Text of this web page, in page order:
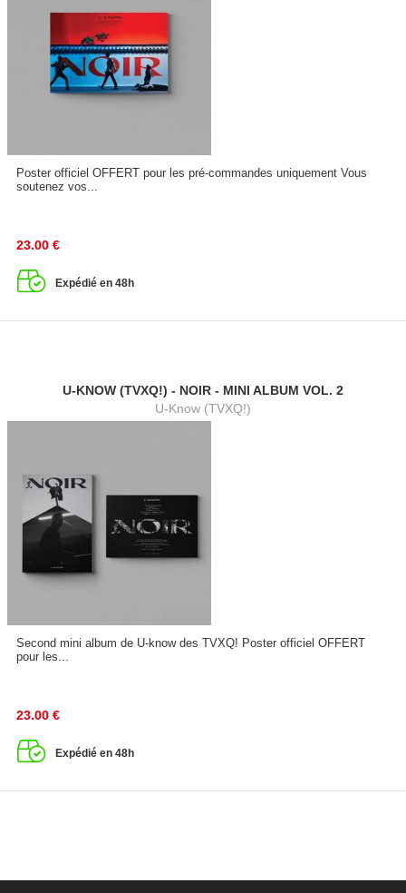
Poster officiel OFFERT pour les pré-commandes uniquement Vous
soutenez vos...
23.00 €
Expédié en 48h
U-KNOW (TVXQ!) - NOIR - MINI ALBUM VOL. 2
U-Know (TVXQ!)
Second mini album de U-know des TVXQ! Poster officiel OFFERT
pour les...
23.00 €
Expédié en 48h